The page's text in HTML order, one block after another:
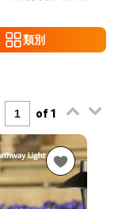
類別
of 1